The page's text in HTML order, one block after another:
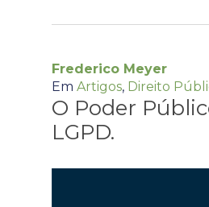
Frederico Meyer
Em Artigos, Direito
O Poder
LGPD.